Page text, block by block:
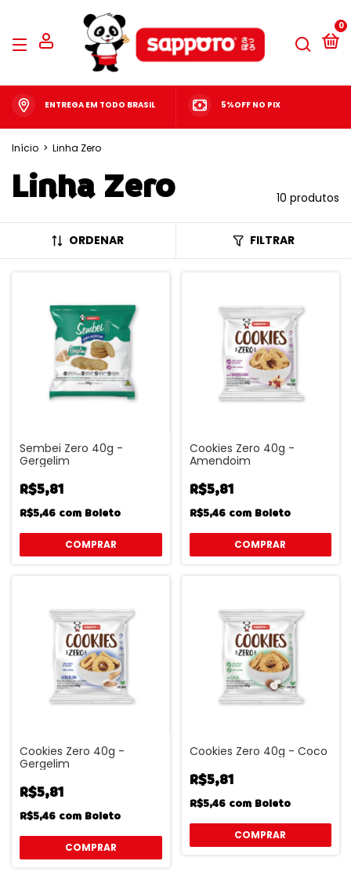
0
ENTREGA EM TODO BRASIL 5%OFF NO PIX
Início > Linha Zero
Linha Zero 10 produtos
ORDENAR FILTRAR
Sembei Zero 40g -
Gergelim
R$5,81
R$5,46 com Boleto
Cookies Zero 40g -
Amendoim
R$5,81
R$5,46 com Boleto
Cookies Zero 40g -
Gergelim
R$5,81
R$5,46 com Boleto
Cookies Zero 40g - Coco
R$5,81
R$5,46 com Boleto